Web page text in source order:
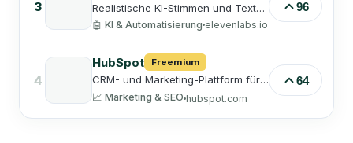
3
Realistische KI-Stimmen und Text-
to-Speech in vielen Sprachen – für
Voiceovers, Hörbücher und
🤖 KI & Automatisierung elevenlabs.io
96
4
HubSpot Freemium
CRM- und Marketing-Plattform für
Inbound-Marketing, Sales, Service
und Automatisierung – mit
kostenlosem CRM-Kern.
📈 Marketing & SEO hubspot.com
64